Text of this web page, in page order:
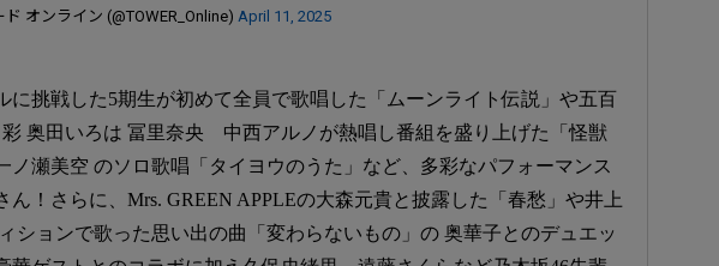
オンライン (@TOWER_Online) April 11, 2025
に挑戦した5期生が初めて全員で歌唱した「ムーンライト伝説」や五百
奥田いろは 冨里奈央 中西アルノが熱唱し番組を盛り上げた「怪獣
ノ瀬美空 のソロ歌唱「タイヨウのうた」など、多彩なパフォーマンス
ん！さらに、Mrs. GREEN APPLEの大森元貴と披露した「春愁」や井上
ションで歌った思い出の曲「変わらないもの」の 奥華子とのデュエッ